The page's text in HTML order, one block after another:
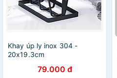
Khay úp ly inox 304 -
20x19.3cm
79.000 đ